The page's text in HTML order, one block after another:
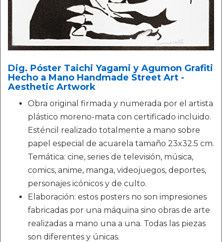
Dig. Póster Taichi Yagami y Agumon Grafiti
Hecho a Mano Handmade Street Art -
Aesthetic Artwork
Obra original firmada y numerada por el artista
plástico moreno-mata con certificado incluido.
Esténcil realizado totalmente a mano sobre
papel especial de acuarela tamaño 23x32.5 cm.
Temática: cine, series de televisión, música,
comics, anime, manga, videojuegos, deportes,
personajes icónicos y de culto.
Elaboración: estos posters no son impresiones
fabricadas por una máquina sino obras de arte
realizadas a mano una a una. Todas las piezas
son diferentes y únicas.